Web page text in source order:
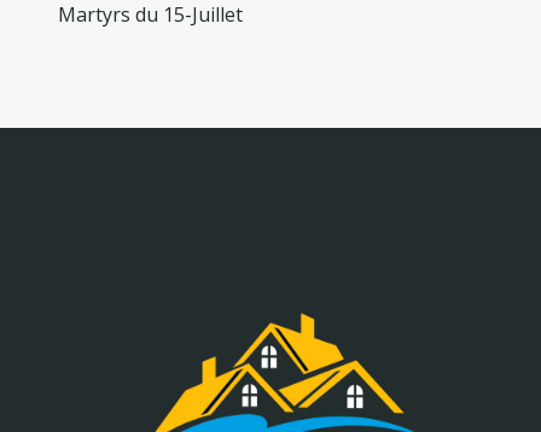
Martyrs du 15-Juillet